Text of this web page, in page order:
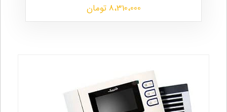
8،310،000 تومان